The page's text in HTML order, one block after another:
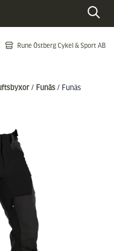
Rune Östberg Cykel & Sport AB
/ Funäs / Funäs